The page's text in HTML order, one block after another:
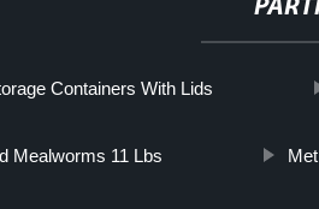
Containers With Lids
Mealworms 11 Lbs